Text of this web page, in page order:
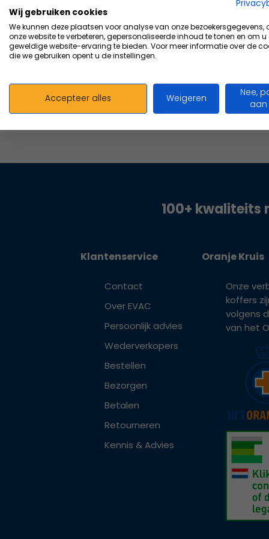
Vergelijk
73,57Excl.
100+ kwaliteits
Klantenservice
Contact
Over EVAC
Persoonlijk advies
Wederverkopers
Bestellen
Bezorgen
Betalen
Retourneren
Kennis & Advies
Oranje Kruis
Onze
koffers
volgens
van het
Wij gebruiken cookies
We kunnen deze plaatsen voor analyse van onze bezoekersgegevens,
onze website te verbeteren, gepersonaliseerde inhoud te tonen en om u
geweldige website-ervaring te bieden. Voor meer informatie over de
die we gebruiken opent u de instellingen.
Accepteer alles Weigeren
Nee,
aan